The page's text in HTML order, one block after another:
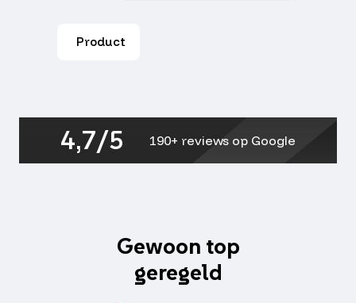
Product
4,7/5 190+ reviews op Google
Gewoon top
geregeld